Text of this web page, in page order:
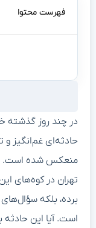
فهرست محتوا
در چند روز گذشته
حادثه‌ای غم‌انگیز و
منعکس شده است.
تهران در کوه‌های
برده، بلکه
است. آیا این